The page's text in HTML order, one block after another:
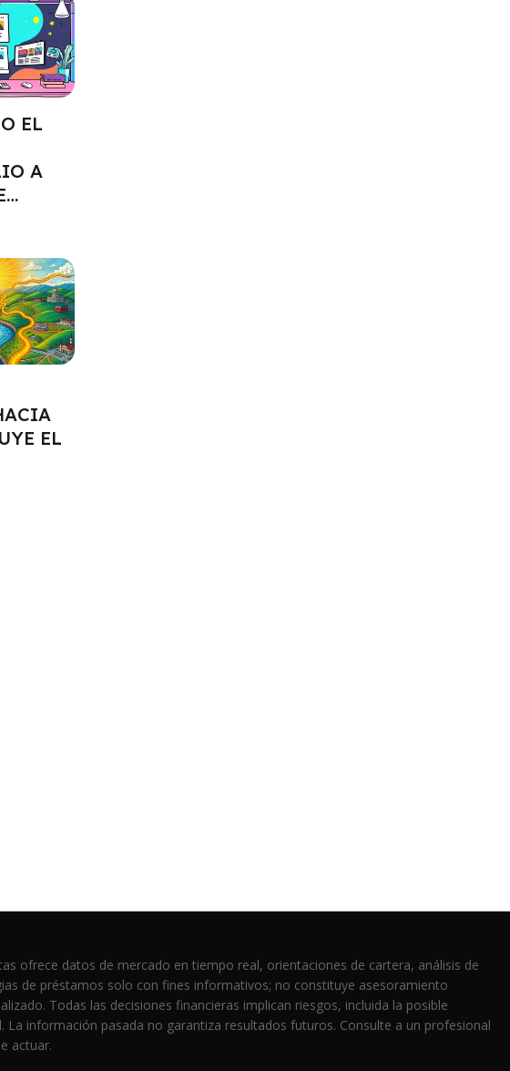
EL
A
EL
ofrece datos de mercado en tiempo real, orientaciones de cartera, análisis de
de préstamos solo con fines informativos; no constituye asesoramiento
Todas las decisiones financieras implican riesgos, incluida la posible
La información pasada no garantiza resultados futuros. Consulte a un profesional
actuar.